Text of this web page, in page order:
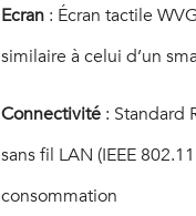
Ecran: Écran tactile
similaire à celui d’un
Connectivité: Standard
sans fil LAN (IEEE
consommation